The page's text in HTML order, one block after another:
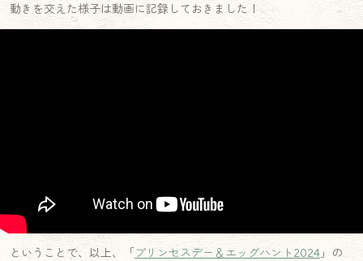
動きを交えた様子は動画に記録しておきました！
ということで、以上、「プリンセスデー＆エッグハント2024 」の